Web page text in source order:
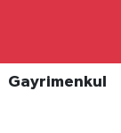
Gayrimenkul